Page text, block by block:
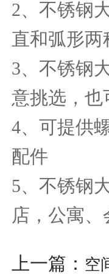
2、不锈钢
直和弧形两
3、不锈钢
意挑选，也
4、可提供
配件
5、不锈钢
店，公寓
上一篇： 空